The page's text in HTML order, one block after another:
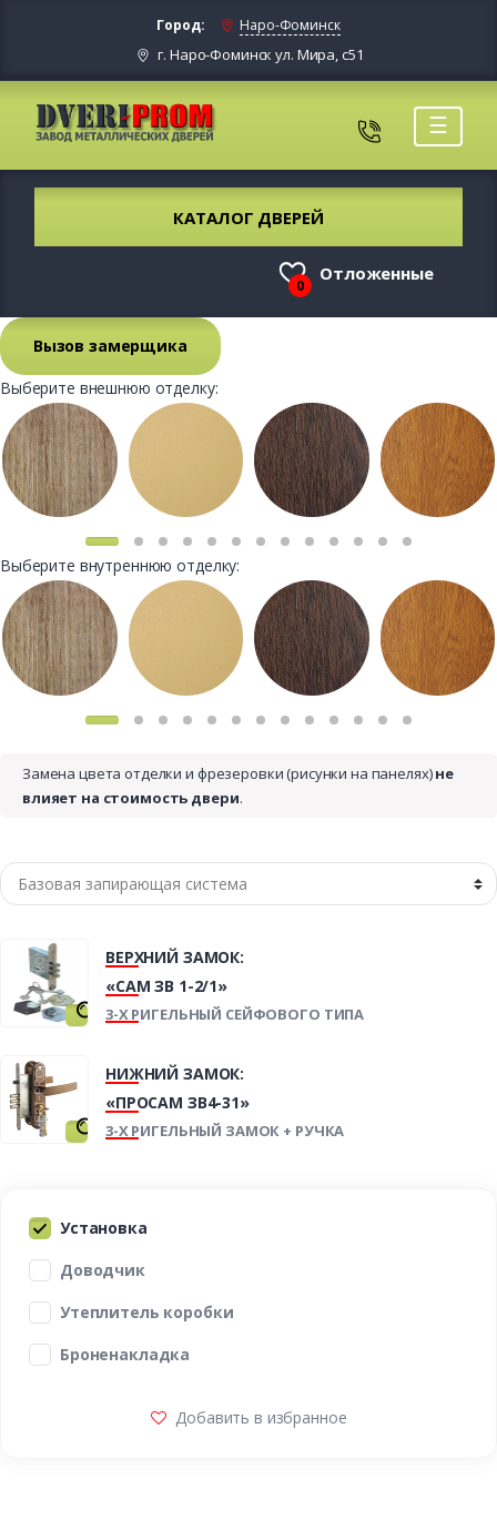
Город: Наро-Фоминск
г. Наро-Фоминск ул. Мира, с51
☰
КАТАЛОГ ДВЕРЕЙ
0
Отложенные
Вызов замерщика
Выберите внешнюю отделку:
Выберите внутреннюю отделку:
Замена цвета отделки и фрезеровки (рисунки на панелях)не
влияет на стоимость двери.
ВЕРХНИЙ ЗАМОК:
«САМ ЗВ 1-2/1»
3-Х РИГЕЛЬНЫЙ СЕЙФОВОГО ТИПА
НИЖНИЙ ЗАМОК:
«ПРОСАМ ЗВ4-31»
3-Х РИГЕЛЬНЫЙ ЗАМОК + РУЧКА
Установка
Доводчик
Утеплитель коробки
Броненакладка
Добавить в избранное